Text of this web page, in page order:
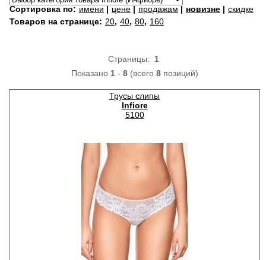
Сортировка по: имени | цене | продажам | новизне | скидке
Товаров на странице: 20, 40, 80, 160
Страницы: 1
Показано 1- 8(всего 8позиций)
Трусы слипы
Infiore
5100